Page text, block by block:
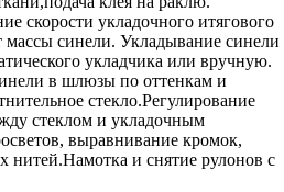
скорости укладочного итягового
массы синели. Укладывание синели
укладчика или вручную.
в шлюзы по оттенкам и
стекло.Регулирование
стеклом и укладочным
выравнивание кромок,
нитей.Намотка и снятие рулонов с